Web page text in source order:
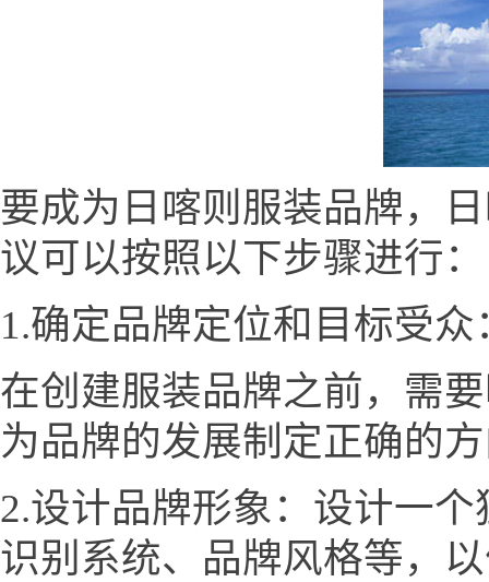
要成为日喀则服装品牌，
议可以按照以下步骤进行：
1.确定品牌定位和目标受众
在创建服装品牌之前，需
为品牌的发展制定正确的
2.设计品牌形象：设计一
识别系统、品牌风格等，